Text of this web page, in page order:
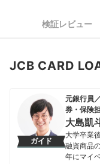
検証レビュー
JCB CARD
ガイド
元銀行員
券・保険
大島凱
大学卒業
融資商品
年にマイ